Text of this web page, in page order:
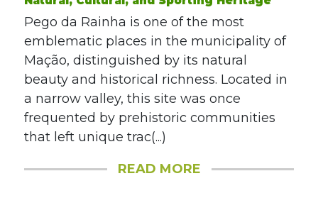
Pego da Rainha is one of the most
emblematic places in the municipality of
Mação, distinguished by its natural
beauty and historical richness. Located in
a narrow valley, this site was once
frequented by prehistoric communities
that left unique trac(...)
READ MORE